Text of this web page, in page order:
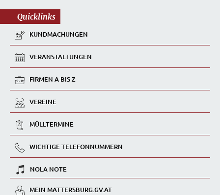
Quicklinks
KUNDMACHUNGEN
VERANSTALTUNGEN
FIRMEN A BIS Z
VEREINE
MÜLLTERMINE
WICHTIGE TELEFONNUMMERN
NOLA NOTE
MEIN MATTERSBURG.GV.AT